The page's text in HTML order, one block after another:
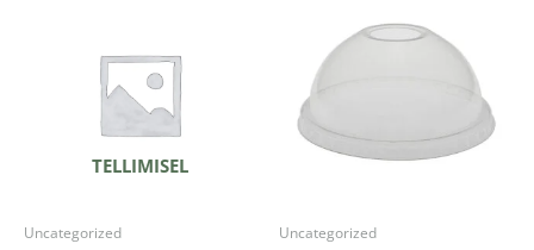
TELLIMISEL
Uncategorized Uncategorized